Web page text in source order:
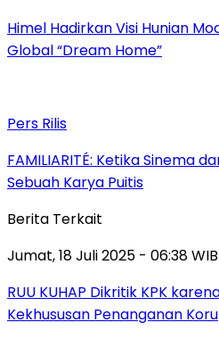
Himel Hadirkan Visi Hunian
Global “Dream Home”
Pers Rilis
FAMILIARITÉ: Ketika Sinema
Sebuah Karya Puitis
Berita Terkait
Jumat, 18 Juli 2025 - 06:38 WIB
RUU KUHAP Dikritik KPK
Kekhususan Penanganan